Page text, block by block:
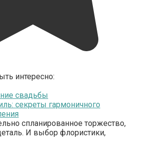
интересно:
свадьбы
секреты гармоничного
спланированное торжество,
И выбор флористики,